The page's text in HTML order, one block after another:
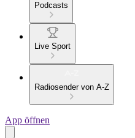
Podcasts
Live Sport
Radiosender von A-Z
App öffnen